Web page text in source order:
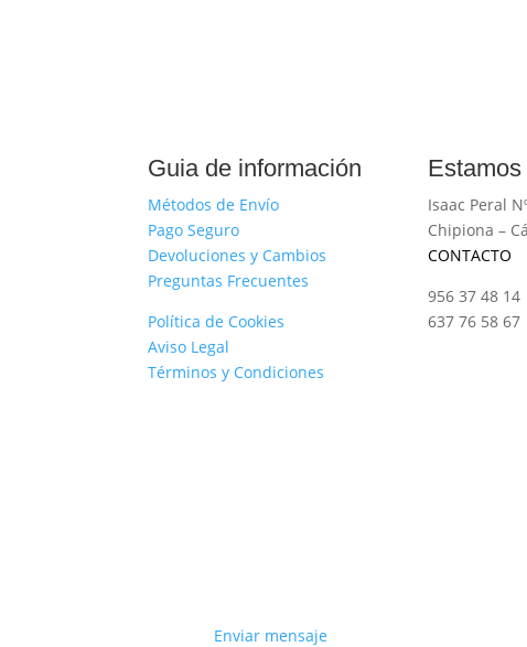
Guia de información
Métodos de Envío
Pago Seguro
Devoluciones y Cambios
Preguntas Frecuentes
Política de Cookies
Aviso Legal
Términos y Condiciones
Estamos
Isaac Peral
Chipiona –
CONTACTO
956 37 48 14
637 76 58 67
Enviar mensaje